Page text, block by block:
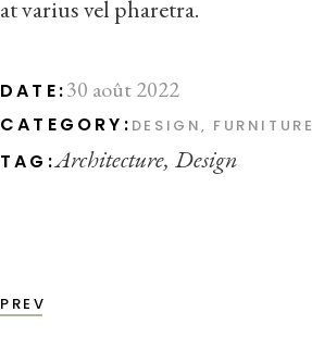
at varius vel pharetra.
DATE:30 août 2022
CATEGORY: DESIGN FURNITURE
TAG:Architecture Design
PREV